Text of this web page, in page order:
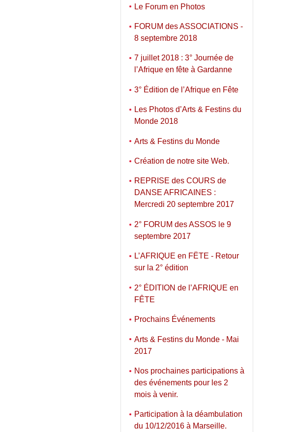
Le Forum en Photos
FORUM des ASSOCIATIONS -
8 septembre 2018
7 juillet 2018 : 3° Journée de
l’Afrique en fête à Gardanne
3° Édition de l’Afrique en Fête
Les Photos d’Arts & Festins du
Monde 2018
Arts & Festins du Monde
Création de notre site Web.
REPRISE des COURS de
DANSE AFRICAINES :
Mercredi 20 septembre 2017
2° FORUM des ASSOS le 9
septembre 2017
L’AFRIQUE en FËTE - Retour
sur la 2° édition
2° ÉDITION de l’AFRIQUE en
FÊTE
Prochains Événements
Arts & Festins du Monde - Mai
2017
Nos prochaines participations à
des événements pour les 2
mois à venir.
Participation à la déambulation
du 10/12/2016 à Marseille.